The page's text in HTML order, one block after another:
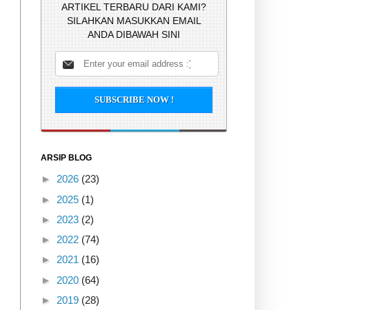
ARTIKEL TERBARU DARI KAMI?
SILAHKAN MASUKKAN EMAIL
ANDA DIBAWAH SINI
ARSIP BLOG
► 2026 (23)
► 2025 (1)
► 2023 (2)
► 2022 (74)
► 2021 (16)
► 2020 (64)
► 2019 (28)